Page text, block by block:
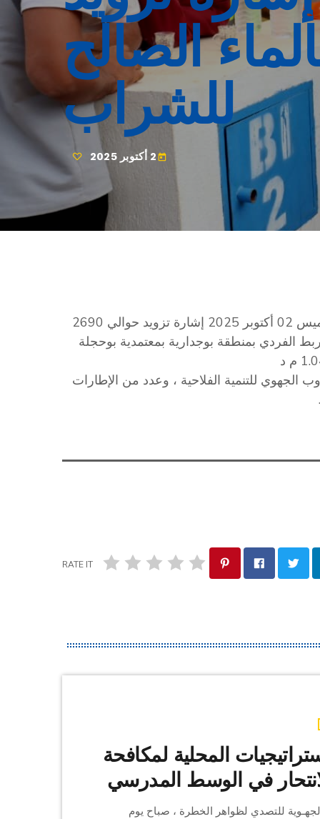
بالماء الصالح
للشراب
today 2 أكتوبر 2025
أعطى والي القيروان السيد ذاكر البرقاوي عشية يوم الخميس 02 أكتوبر 2025 إشارة تزويد حوالي 2690
ضمن الربط الفردي بمنطقة بوجدارية بمعتمدية بوحجلة
الجهوي للتنمية الفلاحية ، وعدد من الإطارات
RATE IT
المحلية لمكافحة
في الوسط المدرسي
للتصدي لظواهر الخطرة ، صباح يوم